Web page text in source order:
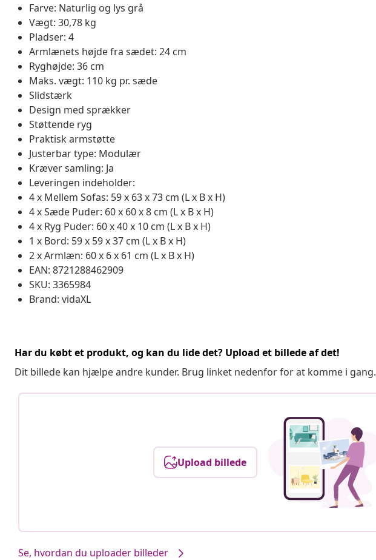
Farve: Naturlig og lys grå
Vægt: 30,78 kg
Pladser: 4
Armlænets højde fra sædet: 24 cm
Ryghøjde: 36 cm
Maks. vægt: 110 kg pr. sæde
Slidstærk
Design med sprækker
Støttende ryg
Praktisk armstøtte
Justerbar type: Modulær
Kræver samling: Ja
Leveringen indeholder:
4 x Mellem Sofas: 59 x 63 x 73 cm (L x B x H)
4 x Sæde Puder: 60 x 60 x 8 cm (L x B x H)
4 x Ryg Puder: 60 x 40 x 10 cm (L x B x H)
1 x Bord: 59 x 59 x 37 cm (L x B x H)
2 x Armlæn: 60 x 6 x 61 cm (L x B x H)
EAN: 8721288462909
SKU: 3365984
Brand: vidaXL
Har du købt et produkt, og kan du lide det? Upload et billede af det!
Dit billede kan hjælpe andre kunder. Brug linket nedenfor for at komme i gang.
Upload billede
Se, hvordan du uploader billeder